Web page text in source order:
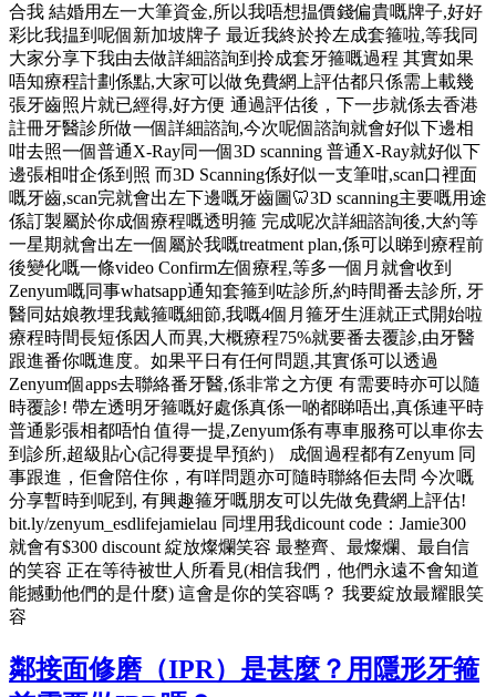
合我 結婚用左一大筆資金,所以我唔想揾價錢偏貴嘅牌子,好好
彩比我揾到呢個新加坡牌子 最近我終於拎左成套箍啦,等我同
大家分享下我由去做詳細諮詢到拎成套牙箍嘅過程 其實如果
唔知療程計劃係點,大家可以做免費網上評估都只係需上載幾
張牙齒照片就已經得,好方便 通過評估後，下一步就係去香港
註冊牙醫診所做一個詳細諮詢,今次呢個諮詢就會好似下邊相
咁去照一個普通X-Ray同一個3D scanning 普通X-Ray就好似下
邊張相咁企係到照 而3D Scanning係好似一支筆咁,scan口裡面
嘅牙齒,scan完就會出左下邊嘅牙齒圖🦷3D scanning主要嘅用途
係訂製屬於你成個療程嘅透明箍 完成呢次詳細諮詢後,大約等
一星期就會出左一個屬於我嘅treatment plan,係可以睇到療程前
後變化嘅一條video Confirm左個療程,等多一個月就會收到
Zenyum嘅同事whatsapp通知套箍到咗診所,約時間番去診所, 牙
醫同姑娘教埋我戴箍嘅細節,我嘅4個月箍牙生涯就正式開始啦
療程時間長短係因人而異,大概療程75%就要番去覆診,由牙醫
跟進番你嘅進度。如果平日有任何問題,其實係可以透過
Zenyum個apps去聯絡番牙醫,係非常之方便 有需要時亦可以隨
時覆診! 帶左透明牙箍嘅好處係真係一啲都睇唔出,真係連平時
普通影張相都唔怕 值得一提,Zenyum係有專車服務可以車你去
到診所,超級貼心️(記得要提早預約） 成個過程都有Zenyum 同
事跟進，佢會陪住你，有咩問題亦可隨時聯絡佢去問 今次嘅
分享暫時到呢到, 有興趣箍牙嘅朋友可以先做免費網上評估!
bit.ly/zenyum_esdlifejamielau 同埋用我dicount code：Jamie300
就會有$300 discount 綻放燦爛笑容 最整齊、最燦爛、最自信
的笑容 正在等待被世人所看見(相信我們，他們永遠不會知道
能撼動他們的是什麼) 這會是你的笑容嗎？ 我要綻放最耀眼笑
容
鄰接面修磨（IPR）是甚麼？用隱形牙箍